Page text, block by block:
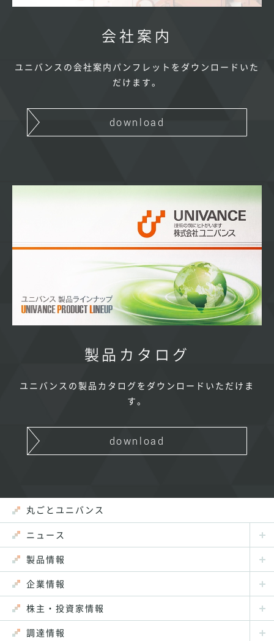
会社案内
ユニバンスの会社案内パンフレットをダウンロードいた
だけます。
download
製品カタログ
ユニバンスの製品カタログをダウンロードいただけま
す。
download
丸ごとユニバンス
ニュース
製品情報
企業情報
株主・投資家情報
調達情報